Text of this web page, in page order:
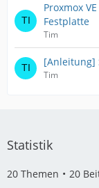
Proxmox
Festplatte
Tim
[Anleitung]
Tim
Statistik
20 Themen 20